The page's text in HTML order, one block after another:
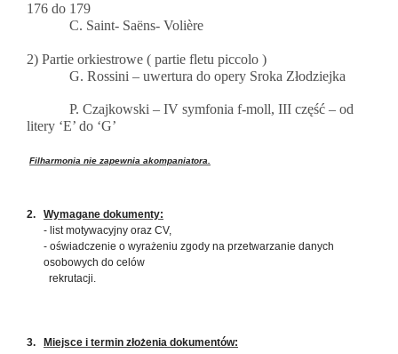
176 do 179
C. Saint- Saëns- Volière
2) Partie orkiestrowe ( partie fletu piccolo )
G. Rossini – uwertura do opery Sroka Złodziejka
P. Czajkowski – IV symfonia f-moll, III część – od
litery ‘E’ do ‘G’
Filharmonia nie zapewnia akompaniatora.
2.
Wymagane dokumenty:
- list motywacyjny oraz CV,
- oświadczenie o wyrażeniu zgody na przetwarzanie danych
osobowych do celów
rekrutacji.
3. Miejsce i termin złożenia dokumentów: